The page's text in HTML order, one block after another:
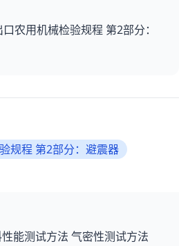
农用机械检验规程 第2部分：
规程 第2部分：避震器
能测试方法 气密性测试方法